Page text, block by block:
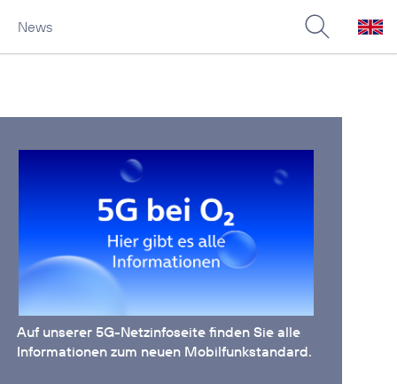
News
Auf unserer 5G-Netzinfoseite finden Sie alle
Informationen zum neuen Mobilfunkstandard.